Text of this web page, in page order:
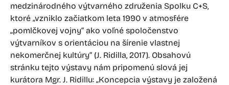
medzinárodného výtvarného združenia Spolku C+S,
ktoré „vzniklo začiatkom leta 1990 v atmosfére
„pomlčkovej vojny“ ako voľné spoločenstvo
výtvarníkov s orientáciou na šírenie vlastnej
nekomerčnej kultúry“ (J. Ridilla, 2017). Obsahovú
stránku tejto výstavy nám pripomenú slová jej
kurátora Mgr. J. Ridillu: „Koncepcia výstavy je založená